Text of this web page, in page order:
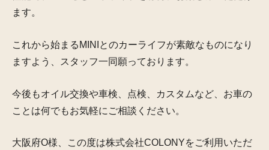
ます。
これから始まるMINIとのカーライフが素敵なものになり
ますよう、スタッフ一同願っております。
今後もオイル交換や車検、点検、カスタムなど、お車の
ことは何でもお気軽にご相談ください。
大阪府O様、この度は株式会社COLONYをご利用いただ